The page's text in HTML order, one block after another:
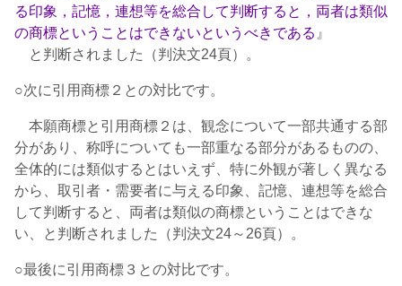
る印象，記憶，連想等を総合して判断すると，両者は類似
の商標ということはできないというべきである 』
と判断されました（判決文24頁）。
○次に引用商標２との対比です。
本願商標と引用商標２は、観念について一部共通する部
分があり、称呼についても一部重なる部分があるものの、
全体的には類似するとはいえず、特に外観が著しく異なる
から、取引者・需要者に与える印象、記憶、連想等を総合
して判断すると、両者は類似の商標ということはできな
い、と判断されました（判決文24～26頁）。
○最後に引用商標３との対比です。